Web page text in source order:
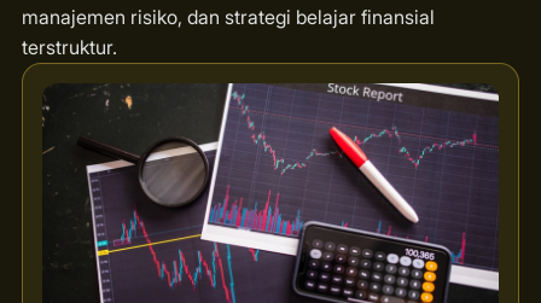
manajemen risiko, dan strategi belajar finansial
terstruktur.